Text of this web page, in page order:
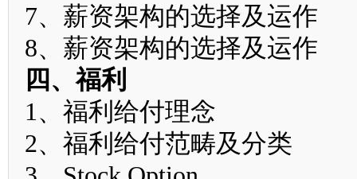
7、薪资架构的选择及运作
8、薪资架构的选择及运作
四、福利
1、福利给付理念
2、福利给付范畴及分类